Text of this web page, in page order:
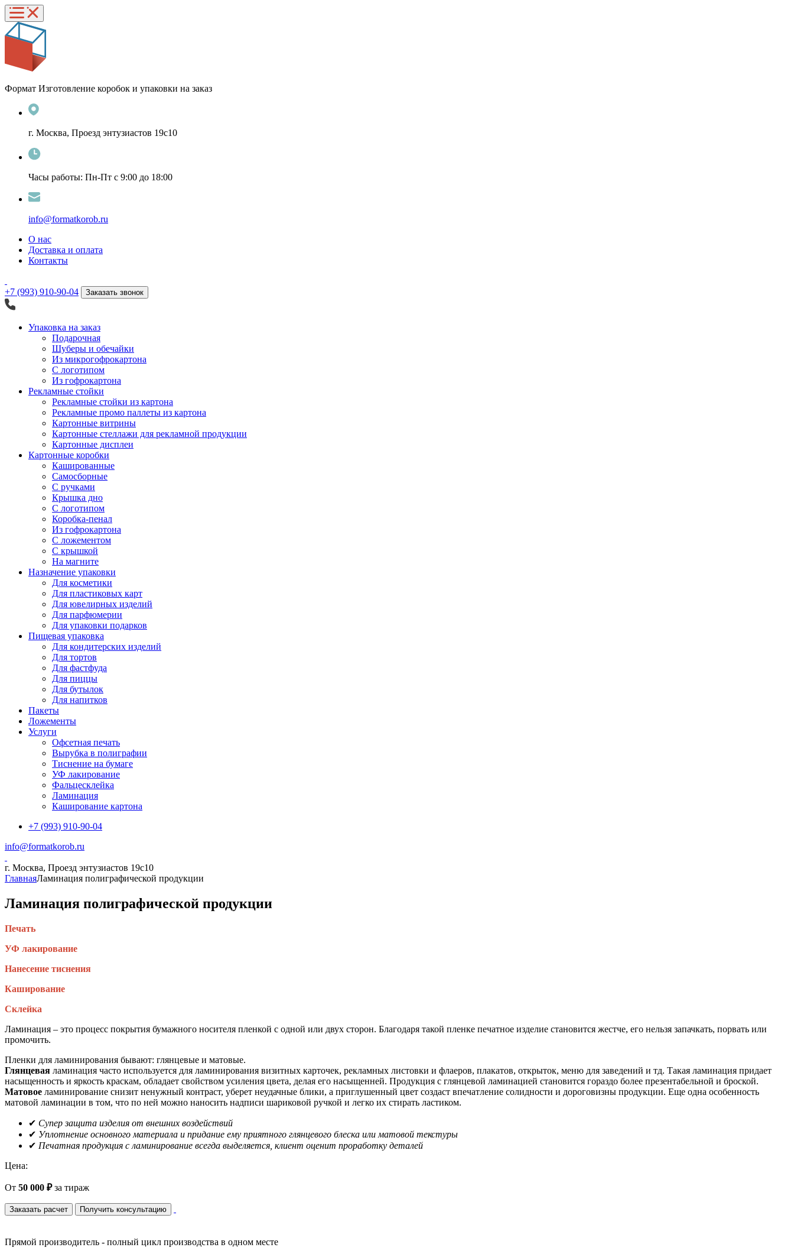
Формат Изготовление коробок и упаковки на заказ
г. Москва, Проезд энтузиастов 19с10
Часы работы: Пн-Пт с 9:00 до 18:00
info@formatkorob.ru
О нас
Доставка и оплата
Контакты
+7 (993) 910-90-04 Заказать звонок
Упаковка на заказ
Подарочная
Шуберы и обечайки
Из микрогофрокартона
С логотипом
Из гофрокартона
Рекламные стойки
Рекламные стойки из картона
Рекламные промо паллеты из картона
Картонные витрины
Картонные стеллажи для рекламной продукции
Картонные дисплеи
Картонные коробки
Кашированные
Самосборные
С ручками
Крышка дно
С логотипом
Коробка-пенал
Из гофрокартона
С ложементом
С крышкой
На магните
Назначение упаковки
Для косметики
Для пластиковых карт
Для ювелирных изделий
Для парфюмерии
Для упаковки подарков
Пищевая упаковка
Для кондитерских изделий
Для тортов
Для фастфуда
Для пиццы
Для бутылок
Для напитков
Пакеты
Ложементы
Услуги
Офсетная печать
Вырубка в полиграфии
Тиснение на бумаге
УФ лакирование
Фальцесклейка
Ламинация
Каширование картона
+7 (993) 910-90-04
info@formatkorob.ru
г. Москва, Проезд энтузиастов 19с10
ГлавнаяЛаминация полиграфической продукции
Ламинация полиграфической продукции
Печать
УФ лакирование
Нанесение тиснения
Каширование
Склейка
Ламинация – это процесс покрытия бумажного носителя пленкой с одной или двух сторон. Благодаря такой пленке печатное изделие становится жестче, его нельзя запачкать, порвать или
промочить.
Пленки для ламинирования бывают: глянцевые и матовые.
Глянцевая ламинация часто используется для ламинирования визитных карточек, рекламных листовки и флаеров, плакатов, открыток, меню для заведений и тд. Такая ламинация придает
насыщенность и яркость краскам, обладает свойством усиления цвета, делая его насыщенней. Продукция с глянцевой ламинацией становится гораздо более презентабельной и броской.
Матовое ламинирование снизит ненужный контраст, уберет неудачные блики, а приглушенный цвет создаст впечатление солидности и дороговизны продукции. Еще одна особенность
матовой ламинации в том, что по ней можно наносить надписи шариковой ручкой и легко их стирать ластиком.
✔ Супер защита изделия от внешних воздействий
✔ Уплотнение основного материала и придание ему приятного глянцевого блеска или матовой текстуры
✔ Печатная продукция с ламинирование всегда выделяется, клиент оценит проработку деталей
Цена:
От 50 000 ₽за тираж
Заказать расчет Получить консультацию
Прямой производитель - полный цикл производства в одном месте